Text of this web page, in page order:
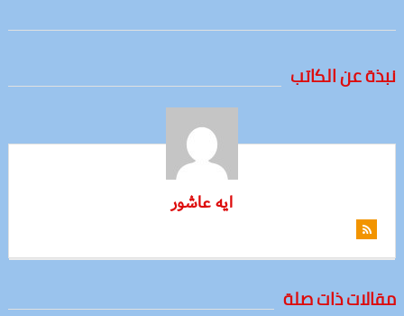
نبذة عن الكاتب
ايه عاشور
مقالات ذات صلة